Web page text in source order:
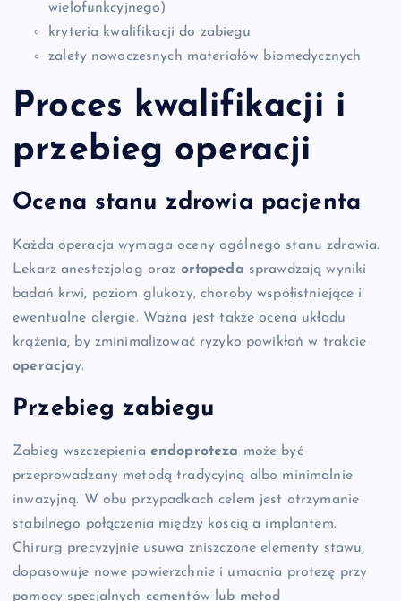
wielofunkcyjnego)
kryteria kwalifikacji do zabiegu
zalety nowoczesnych materiałów biomedycznych
Proces kwalifikacji i
przebieg operacji
Ocena stanu zdrowia pacjenta
Każda operacja wymaga oceny ogólnego stanu zdrowia.
Lekarz anestezjolog oraz ortopeda sprawdzają wyniki
badań krwi, poziom glukozy, choroby współistniejące i
ewentualne alergie. Ważna jest także ocena układu
krążenia, by zminimalizować ryzyko powikłań w trakcie
operacjay.
Przebieg zabiegu
Zabieg wszczepienia endoproteza może być
przeprowadzany metodą tradycyjną albo minimalnie
inwazyjną. W obu przypadkach celem jest otrzymanie
stabilnego połączenia między kością a implantem.
Chirurg precyzyjnie usuwa zniszczone elementy stawu,
dopasowuje nowe powierzchnie i umacnia protezę przy
pomocy specjalnych cementów lub metod